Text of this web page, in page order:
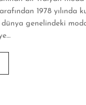
1978 yılında
genelindeki